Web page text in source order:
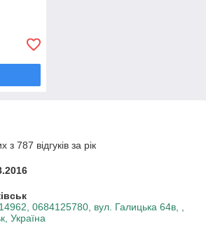
з 787 відгуків за рік
0684125780, вул. Галицька 64в, ,
Україна